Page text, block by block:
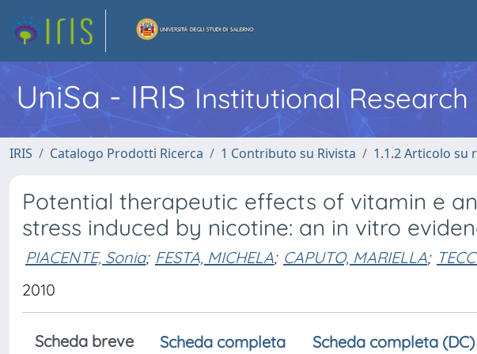
UniSa - IRIS Institutional
IRIS Catalogo Prodotti Ricerca 1 Contributo su Rivista 1.1.2 Articolo su
Potential therapeutic effects of vitamin e
stress induced by nicotine: an in vitro
PIACENTE, Sonia; FESTA, MICHELA; CAPUTO, MARIELLA;
2010
Scheda breve Scheda completa Scheda completa (DC)